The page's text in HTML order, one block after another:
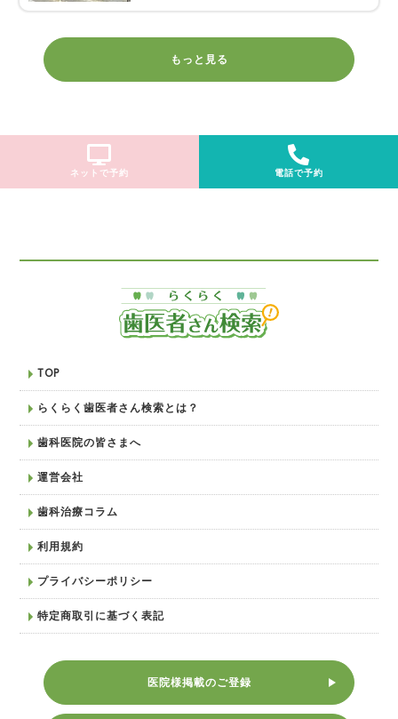
もっと見る
ネットで予約 電話で予約
TOP
らくらく歯医者さん検索とは？
歯科医院の皆さまへ
運営会社
歯科治療コラム
利用規約
プライバシーポリシー
特定商取引に基づく表記
医院様掲載のご登録